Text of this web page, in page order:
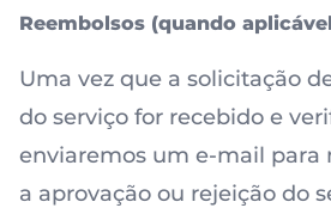
Reembolsos (quando
Uma vez que a solicitação
do serviço for recebido e
enviaremos um e-mail para
a aprovação ou rejeição do